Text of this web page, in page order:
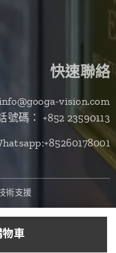
車
快速聯絡
vision.com
號碼： +852 23590113
術支援